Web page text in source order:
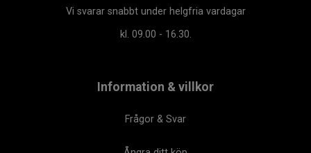
Vi svarar snabbt under helgfria vardagar
kl. 09.00 - 16.30.
Information & villkor
Frågor & Svar